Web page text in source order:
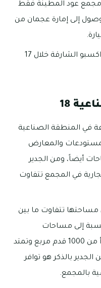
الصناعية 18 عن مجمع عود المطينة فقط
إلى إمارة عجمان من
يسهل الوصول إلى مجمع مركز اكسبو الشارقة خلال 17
18
في المنطقة الصناعية
والمعارض
أيضاً، ومن الجدير
في المجمع تتفاوت
تتفاوت ما بين
بالنسبة إلى مساحات
المستودعات فإن مساحتها تبدأ من 1000 قدم مربع وتمتد
ومن الجدير بالذكر هو توافر
بالمجمع.